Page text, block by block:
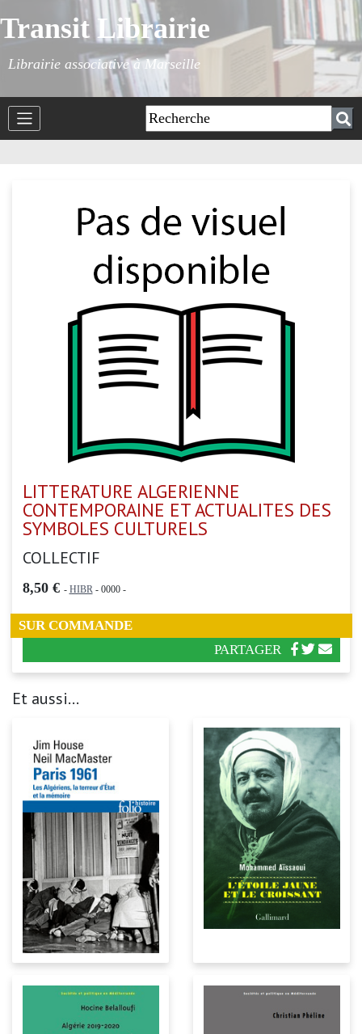
Transit Librairie
Librairie associative à Marseille
LITTERATURE ALGERIENNE
CONTEMPORAINE ET ACTUALITES DES
SYMBOLES CULTURELS
COLLECTIF
8,50 € - HIBR- 0000 -
SUR COMMANDE
PARTAGER
Et aussi...